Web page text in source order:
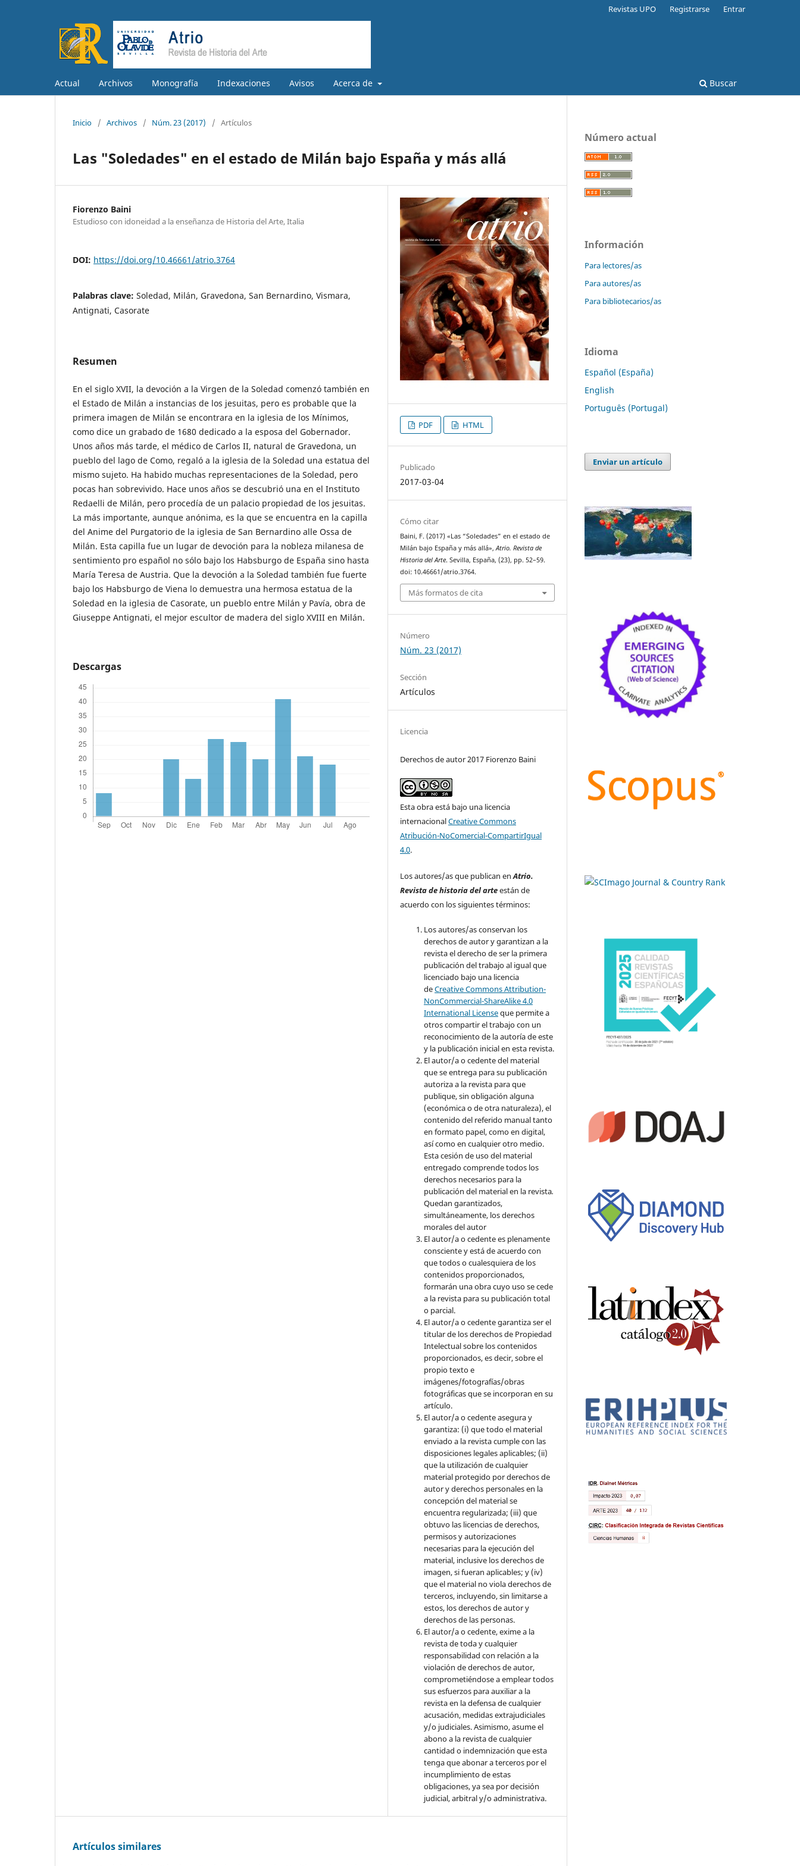
Actual Archivos Monografía Indexaciones Avisos Acerca de Buscar
Revistas UPO Registrarse Entrar
Inicio / Archivos / Núm. 23 (2017) / Artículos
Las "Soledades" en el estado de Milán bajo España y más allá
Fiorenzo Baini
Estudioso con idoneidad a la enseñanza de Historia del Arte, Italia
DOI: https://doi.org/10.46661/atrio.3764
Palabras clave: Soledad, Milán, Gravedona, San Bernardino, Vismara,
Antignati, Casorate
Resumen
En el siglo XVII, la devoción a la Virgen de la Soledad comenzó también en
el Estado de Milán a instancias de los jesuitas, pero es probable que la
primera imagen de Milán se encontrara en la iglesia de los Mínimos,
como dice un grabado de 1680 dedicado a la esposa del Gobernador.
Unos años más tarde, el médico de Carlos II, natural de Gravedona, un
pueblo del lago de Como, regaló a la iglesia de la Soledad una estatua del
mismo sujeto. Ha habido muchas representaciones de la Soledad, pero
pocas han sobrevivido. Hace unos años se descubrió una en el Instituto
Redaelli de Milán, pero procedía de un palacio propiedad de los jesuitas.
La más importante, aunque anónima, es la que se encuentra en la capilla
del Anime del Purgatorio de la iglesia de San Bernardino alle Ossa de
Milán. Esta capilla fue un lugar de devoción para la nobleza milanesa de
sentimiento pro español no sólo bajo los Habsburgo de España sino hasta
María Teresa de Austria. Que la devoción a la Soledad también fue fuerte
bajo los Habsburgo de Viena lo demuestra una hermosa estatua de la
Soledad en la iglesia de Casorate, un pueblo entre Milán y Pavía, obra de
Giuseppe Antignati, el mejor escultor de madera del siglo XVIII en Milán.
Descargas
PDF HTML
Publicado
2017-03-04
Cómo citar
Baini, F. (2017) «Las “Soledades” en el estado de
Milán bajo España y más allá»,Atrio. Revista de
Historia del Arte. Sevilla, España, (23), pp. 52–59.
doi: 10.46661/atrio.3764.
Más formatos de cita
Número
Núm. 23 (2017)
Sección
Artículos
Licencia
Derechos de autor 2017 Fiorenzo Baini
Esta obra está bajo una licencia
internacionalCreative Commons
Atribución-NoComercial-CompartirIgual
4.0.
Los autores/as que publican enAtrio.
Revista de historia del arteestán de
acuerdo con los siguientes términos:
Los autores/as conservan los
derechos de autor y garantizan a la
revista el derecho de ser la primera
publicación del trabajo al igual que
licenciado bajo una licencia
deCreative Commons Attribution-
NonCommercial-ShareAlike 4.0
International Licenseque permite a
otros compartir el trabajo con un
reconocimiento de la autoría de este
y la publicación inicial en esta revista.
El autor/a o cedente del material
que se entrega para su publicación
autoriza a la revista para que
publique, sin obligación alguna
(económica o de otra naturaleza), el
contenido del referido manual tanto
en formato papel, como en digital,
así como en cualquier otro medio.
Esta cesión de uso del material
entregado comprende todos los
derechos necesarios para la
publicación del material en la revista.
Quedan garantizados,
simultáneamente, los derechos
morales del autor
El autor/a o cedente es plenamente
consciente y está de acuerdo con
que todos o cualesquiera de los
contenidos proporcionados,
formarán una obra cuyo uso se cede
a la revista para su publicación total
o parcial.
El autor/a o cedente garantiza ser el
titular de los derechos de Propiedad
Intelectual sobre los contenidos
proporcionados, es decir, sobre el
propio texto e
imágenes/fotografías/obras
fotográficas que se incorporan en su
artículo.
El autor/a o cedente asegura y
garantiza: (i) que todo el material
enviado a la revista cumple con las
disposiciones legales aplicables; (ii)
que la utilización de cualquier
material protegido por derechos de
autor y derechos personales en la
concepción del material se
encuentra regularizada; (iii) que
obtuvo las licencias de derechos,
permisos y autorizaciones
necesarias para la ejecución del
material, inclusive los derechos de
imagen, si fueran aplicables; y (iv)
que el material no viola derechos de
terceros, incluyendo, sin limitarse a
estos, los derechos de autor y
derechos de las personas.
El autor/a o cedente, exime a la
revista de toda y cualquier
responsabilidad con relación a la
violación de derechos de autor,
comprometiéndose a emplear todos
sus esfuerzos para auxiliar a la
revista en la defensa de cualquier
acusación, medidas extrajudiciales
y/o judiciales. Asimismo, asume el
abono a la revista de cualquier
cantidad o indemnización que esta
tenga que abonar a terceros por el
incumplimiento de estas
obligaciones, ya sea por decisión
judicial, arbitral y/o administrativa.
Artículos similares
Número actual
Información
Para lectores/as
Para autores/as
Para bibliotecarios/as
Idioma
Español (España)
English
Português (Portugal)
Enviar un artículo